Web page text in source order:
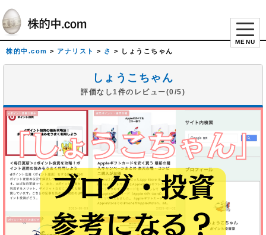
MENU
株的中.com > アナリスト > さ > しょうこちゃん
しょうこちゃん
評価なし1件のレビュー(0/5)